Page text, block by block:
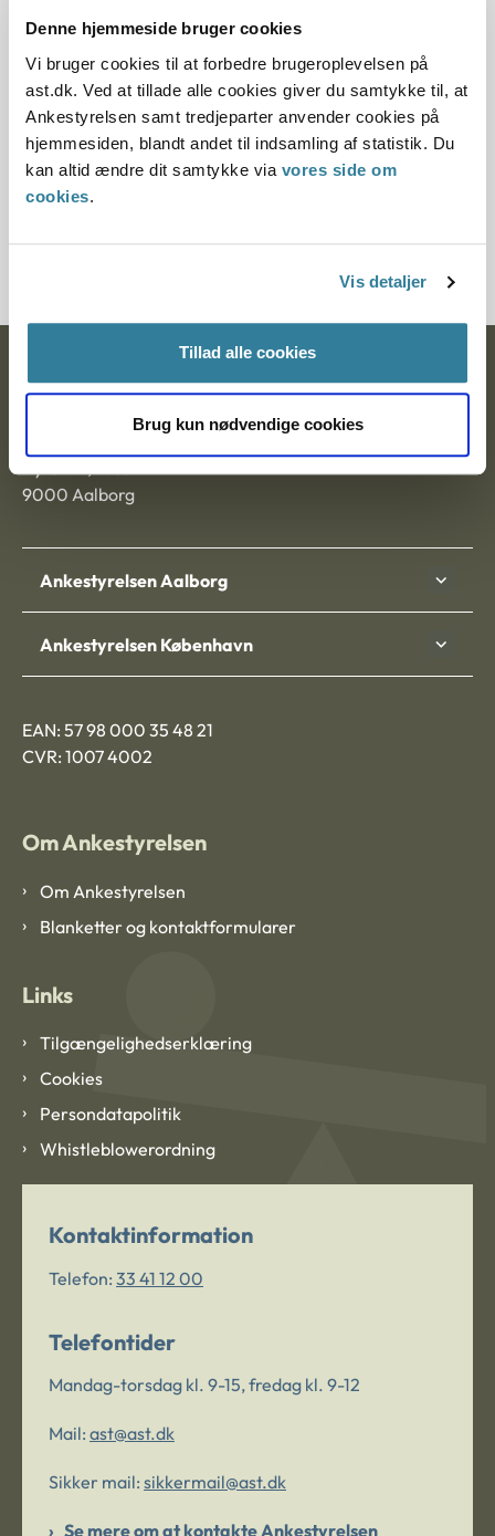
Denne hjemmeside bruger cookies
Vi bruger cookies til at forbedre brugeroplevelsen på
ast.dk. Ved at tillade alle cookies giver du samtykke til, at
Ankestyrelsen samt tredjeparter anvender cookies på
hjemmesiden, blandt andet til indsamling af statistik. Du
kan altid ændre dit samtykke via vores side om
cookies.
Vis detaljer
Tillad alle cookies
Brug kun nødvendige cookies
Paragraf
§ 48 § 17
Journalnummer
20236-95
Ankestyrelsen
Nytorv 7, 2. sal
9000 Aalborg
Ankestyrelsen Aalborg
Ankestyrelsen København
EAN: 57 98 000 35 48 21
CVR: 1007 4002
Om Ankestyrelsen
Om Ankestyrelsen
Blanketter og kontaktformularer
Links
Tilgængelighedserklæring
Cookies
Persondatapolitik
Whistleblowerordning
Kontaktinformation
Telefon: 33 41 12 00
Telefontider
Mandag-torsdag kl. 9-15, fredag kl. 9-12
Mail: ast@ast.dk
Sikker mail: sikkermail@ast.dk
Se mere om at kontakte Ankestyrelsen